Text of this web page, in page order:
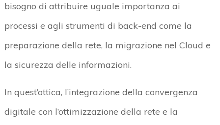
bisogno di attribuire uguale importanza ai
processi e agli strumenti di back-end come la
preparazione della rete, la migrazione nel Cloud e
la sicurezza delle informazioni.
In quest’ottica, l’integrazione della convergenza
digitale con l’ottimizzazione della rete e la